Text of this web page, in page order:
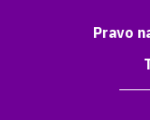
Pravo